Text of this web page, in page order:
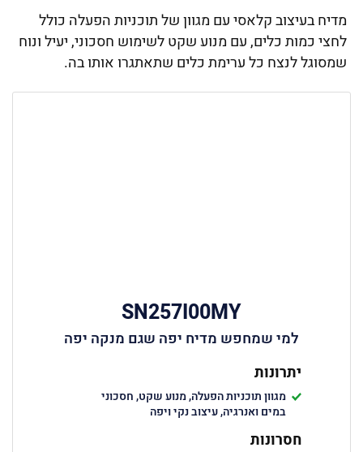
מדיח בעיצוב קלאסי עם מגוון של תוכניות הפעלה כולל
לחצי כמות כלים, עם מנוע שקט לשימוש חסכוני, יעיל ונוח
שמסוגל לנצח כל ערימת כלים שתאתגרו אותו בה.
SN257I00MY
למי שמחפש מדיח יפה שגם מנקה יפה
יתרונות
מגוון תוכניות הפעלה, מנוע שקט, חסכוני
במים ואנרגיה, עיצוב נקי ויפה
חסרונות